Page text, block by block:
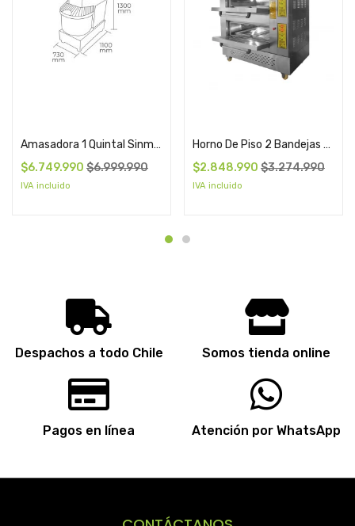
Amasadora 1 Quintal Sinmag
$6.749.990 $6.999.990
IVA incluido
Horno De Piso 2 Bandejas Pareti Kitchenette
$2.848.990 $3.274.990
IVA incluido
Despachos a todo Chile Somos tienda online
Pagos en línea Atención por WhatsApp